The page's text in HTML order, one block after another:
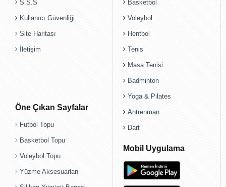
S.S.S
Kullanıcı Güvenliği
Site Haritası
İletişim
Öne Çıkan Sayfalar
Futbol Topu
Basketbol Topu
Voleybol Topu
Yüzme Aksesuarları
Basketbol
Voleybol
Hentbol
Tenis
Masa Tenisi
Badminton
Yoga & Pilates
Antrenman
Dart
Mobil Uygulama